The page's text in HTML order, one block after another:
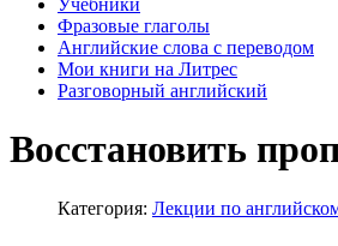
Учебники
Фразовые глаголы
Английские слова с переводом
Мои книги на Литрес
Разговорный английский
Восстановить
Категория: Лекции по